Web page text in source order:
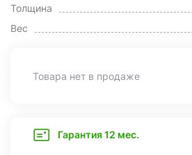
Толщина
Вес
Товара нет в продаже
Гарантия 12 мес.